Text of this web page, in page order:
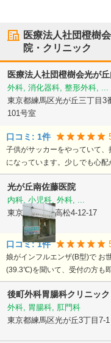
医療法人社団橙樹
院・クリニック
医療法人社団橙樹会光が
外科, 消化器科, 整形外科, ...
東京都練馬区光が丘三丁目3
101号室
口コミ: 1件
子供がサッカーをやっていて
になっています。少しでも心
光が丘南佐藤医院
内科, 小児科, 外科, ...
東京都練馬区高松4-12-17
口コミ:1件
娘がインフルエンザ(B型)で お
(39.3℃)を聞いて、受付の方も
後町外科胃腸科クリニック
外科, 胃腸科, 肛門科
東京都練馬区光が丘3丁目7-1